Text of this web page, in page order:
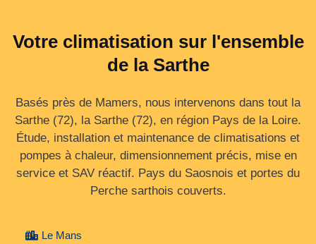
Votre climatisation sur l'ensemble
de la Sarthe
Basés près de Mamers, nous intervenons dans tout la
Sarthe (72), la Sarthe (72), en région Pays de la Loire.
Étude, installation et maintenance de climatisations et
pompes à chaleur, dimensionnement précis, mise en
service et SAV réactif. Pays du Saosnois et portes du
Perche sarthois couverts.
Le Mans